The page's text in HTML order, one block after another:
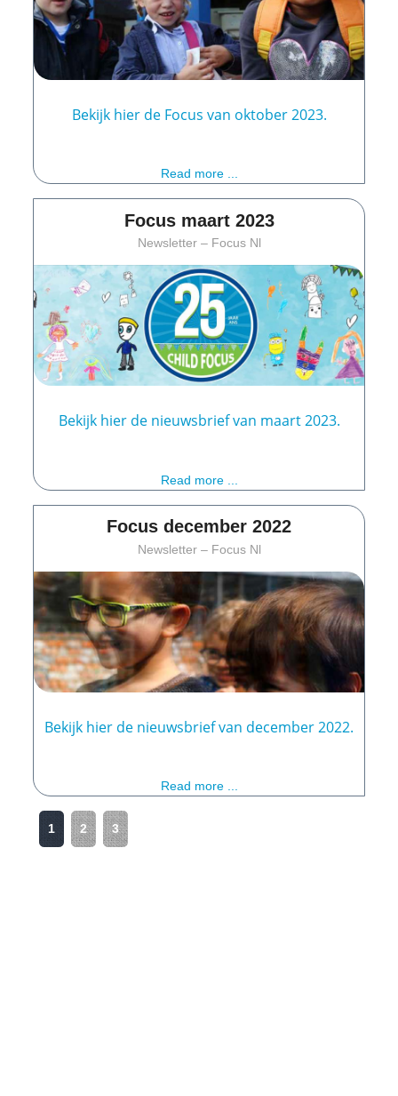
Bekijk hier de Focus van oktober 2023.
Read more ...
Focus maart 2023
Newsletter – Focus Nl
Bekijk hier de nieuwsbrief van maart 2023.
Read more ...
Focus december 2022
Newsletter – Focus Nl
Bekijk hier de nieuwsbrief van december 2022.
Read more ...
1 2 3